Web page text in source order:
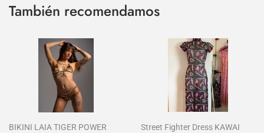
También recomendamos
BIKINI LAIA TIGER POWER
Street Fighter Dress KAWAI